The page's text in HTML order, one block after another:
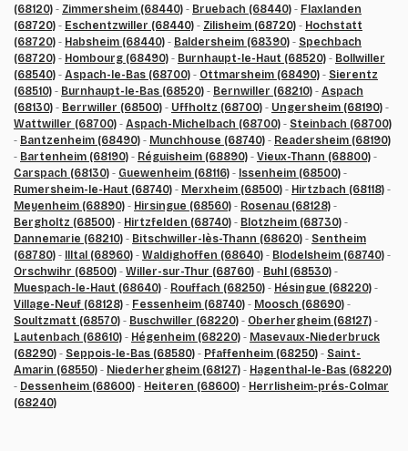
(68120) - Zimmersheim (68440) - Bruebach (68440) - Flaxlanden
(68720) - Eschentzwiller (68440) - Zilisheim (68720) - Hochstatt
(68720) - Habsheim (68440) - Baldersheim (68390) - Spechbach
(68720) - Hombourg (68490) - Burnhaupt-le-Haut (68520) - Bollwiller
(68540) - Aspach-le-Bas (68700) - Ottmarsheim (68490) - Sierentz
(68510) - Burnhaupt-le-Bas (68520) - Bernwiller (68210) - Aspach
(68130) - Berrwiller (68500) - Uffholtz (68700) - Ungersheim (68190) -
Wattwiller (68700) - Aspach-Michelbach (68700) - Steinbach (68700)
- Bantzenheim (68490) - Munchhouse (68740) - Readersheim (68190)
- Bartenheim (68190) - Réguisheim (68890) - Vieux-Thann (68800) -
Carspach (68130) - Guewenheim (68116) - Issenheim (68500) -
Rumersheim-le-Haut (68740) - Merxheim (68500) - Hirtzbach (68118) -
Meyenheim (68890) - Hirsingue (68560) - Rosenau (68128) -
Bergholtz (68500) - Hirtzfelden (68740) - Blotzheim (68730) -
Dannemarie (68210) - Bitschwiller-lès-Thann (68620) - Sentheim
(68780) - Illtal (68960) - Waldighoffen (68640) - Blodelsheim (68740) -
Orschwihr (68500) - Willer-sur-Thur (68760) - Buhl (68530) -
Muespach-le-Haut (68640) - Rouffach (68250) - Hésingue (68220) -
Village-Neuf (68128) - Fessenheim (68740) - Moosch (68690) -
Soultzmatt (68570) - Buschwiller (68220) - Oberhergheim (68127) -
Lautenbach (68610) - Hégenheim (68220) - Masevaux-Niederbruck
(68290) - Seppois-le-Bas (68580) - Pfaffenheim (68250) - Saint-
Amarin (68550) - Niederhergheim (68127) - Hagenthal-le-Bas (68220)
- Dessenheim (68600) - Heiteren (68600) - Herrlisheim-prés-Colmar
(68240)